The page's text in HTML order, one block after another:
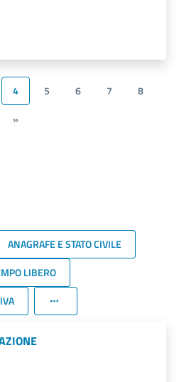
4 5 6 7
8
»
ANAGRAFE E STATO CIVILE
LIBERO